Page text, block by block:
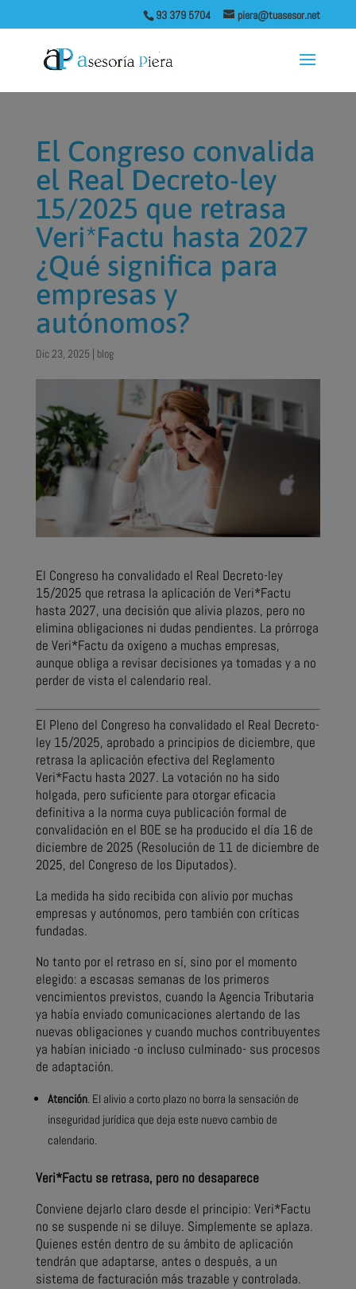
93 379 5704 piera@tuasesor.net
El Congreso convalida
el Real Decreto-ley
15/2025 que retrasa
Veri*Factu hasta 2027
¿Qué significa para
empresas y
autónomos?
Dic 23, 2025 | blog
El Congreso ha convalidado el Real Decreto-ley
15/2025 que retrasa la aplicación de Veri*Factu
hasta 2027, una decisión que alivia plazos, pero no
elimina obligaciones ni dudas pendientes. La prórroga
de Veri*Factu da oxígeno a muchas empresas,
aunque obliga a revisar decisiones ya tomadas y a no
perder de vista el calendario real.
El Pleno del Congreso ha convalidado el Real Decreto-
ley 15/2025, aprobado a principios de diciembre, que
retrasa la aplicación efectiva del Reglamento
Veri*Factu hasta 2027. La votación no ha sido
holgada, pero suficiente para otorgar eficacia
definitiva a la norma cuya publicación formal de
convalidación en el BOE se ha producido el día 16 de
diciembre de 2025 (Resolución de 11 de diciembre de
2025, del Congreso de los Diputados).
La medida ha sido recibida con alivio por muchas
empresas y autónomos, pero también con críticas
fundadas.
No tanto por el retraso en sí, sino por el momento
elegido: a escasas semanas de los primeros
vencimientos previstos, cuando la Agencia Tributaria
ya había enviado comunicaciones alertando de las
nuevas obligaciones y cuando muchos contribuyentes
ya habían iniciado -o incluso culminado- sus procesos
de adaptación.
Atención. El alivio a corto plazo no borra la sensación de
inseguridad jurídica que deja este nuevo cambio de
calendario.
Veri*Factu se retrasa, pero no desaparece
Conviene dejarlo claro desde el principio: Veri*Factu
no se suspende ni se diluye. Simplemente se aplaza.
Quienes estén dentro de su ámbito de aplicación
tendrán que adaptarse, antes o después, a un
sistema de facturación más trazable y controlada.